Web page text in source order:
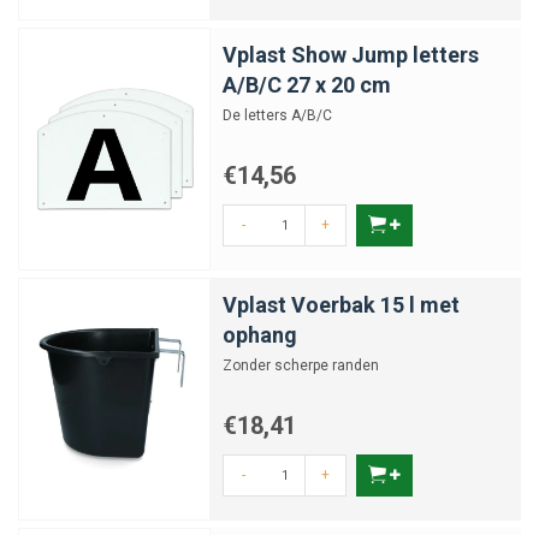
Vplast Show Jump letters
A/B/C 27 x 20 cm
De letters A/B/C
€14,56
- +
Vplast Voerbak 15 l met
ophang
Zonder scherpe randen
€18,41
- +